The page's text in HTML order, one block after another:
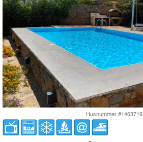
Husnummer #1463719